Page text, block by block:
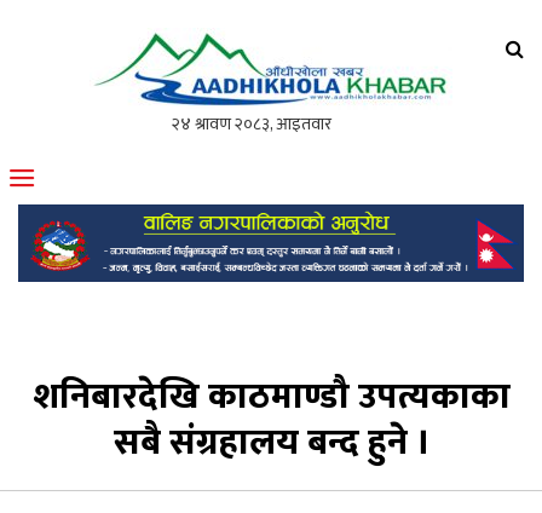
मोफसलकै लोकप्रिय अनलाइन पत्रिका
शनिबारदेखि काठमाण्डौ उपत्यकाका
सबै संग्रहालय बन्द हुने ।